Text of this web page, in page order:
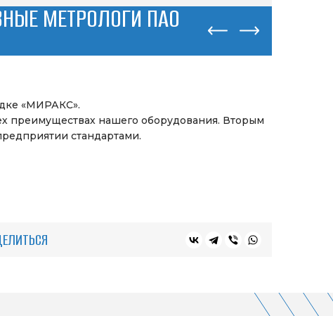
МЕТРОЛОГИ ПАО
«МИРАКС».
преимуществах нашего оборудования. Вторым
стандартами.